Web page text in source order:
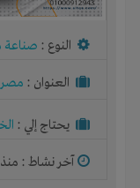
النوع : صناعة
العنوان : مصر
يحتاج إلي :
آخر نشاط : منذ 4 سنوات